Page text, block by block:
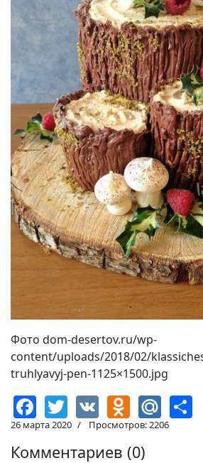
Фото dom-desertov.ru/wp-
content/uploads/2018/02/
truhlyavyj-pen-1125×1500.jpg
Facebook
Twitter
VK
26 марта 2020 Просмотров: 2206
Комментариев (0)